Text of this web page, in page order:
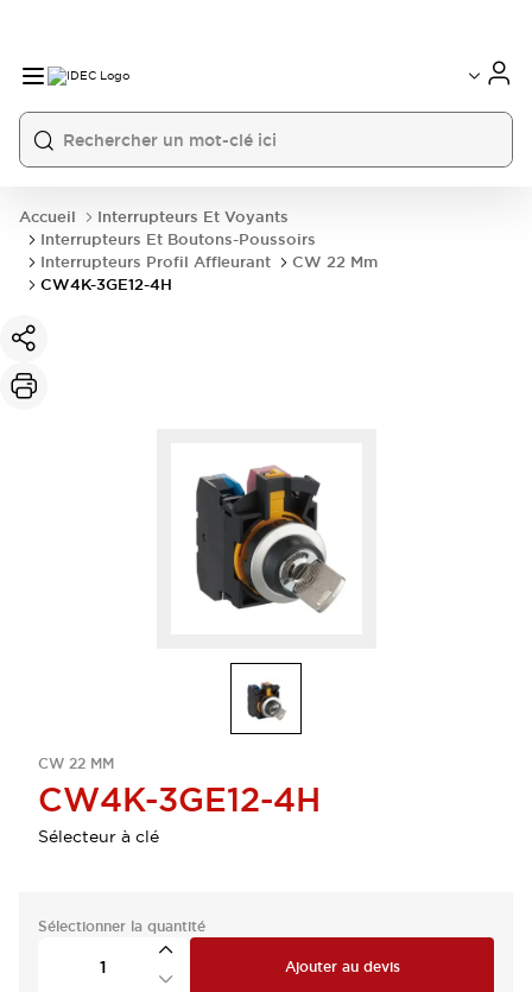
Accueil
Interrupteurs Et Voyants
Interrupteurs Et Boutons-Poussoirs
Interrupteurs Profil Affleurant
CW 22 Mm
CW4K-3GE12-4H
CW 22 MM
CW4K-3GE12-4H
Sélecteur à clé
Sélectionner la quantité
Ajouter au devis